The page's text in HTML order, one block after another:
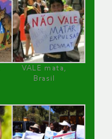
VALE mata,
Brasil